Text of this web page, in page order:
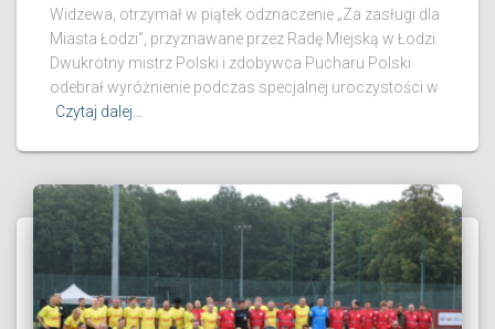
Widzewa, otrzymał w piątek odznaczenie „Za zasługi dla
Miasta Łodzi”, przyznawane przez Radę Miejską w Łodzi.
Dwukrotny mistrz Polski i zdobywca Pucharu Polski
odebrał wyróżnienie podczas specjalnej uroczystości w
Czytaj dalej…